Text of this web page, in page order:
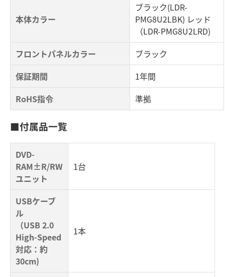
本体カラー
ブラック(LDR-
PMG8U2LBK) レッド
（LDR-PMG8U2LRD)
フロントパネルカラー
ブラック
保証期間
1年間
RoHS指令
準拠
■付属品一覧
DVD-
RAM±R/RW
ユニット
1台
USBケーブ
ル
（USB 2.0
High-Speed
対応：約
30cm)
1本